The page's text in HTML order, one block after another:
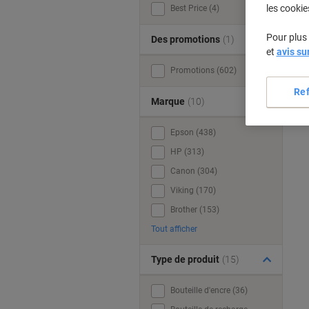
Best Price (4)
Des promotions (1)
Promotions (602)
Marque (10)
Epson (438)
HP (313)
Canon (304)
Viking (170)
Brother (153)
Tout afficher
Type de produit (15)
Bouteille d'encre (36)
les
Pour
et avis